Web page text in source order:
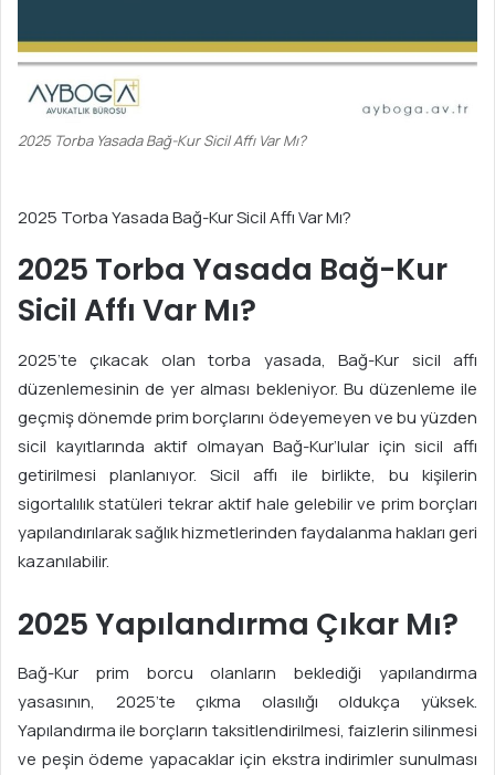
2025 Torba Yasada Bağ-Kur Sicil Affı Var Mı?
2025 Torba Yasada Bağ-Kur Sicil Affı Var Mı?
2025 Torba Yasada Bağ-Kur
Sicil Affı Var Mı?
2025’te çıkacak olan torba yasada, Bağ-Kur sicil affı
düzenlemesinin de yer alması bekleniyor. Bu düzenleme ile
geçmiş dönemde prim borçlarını ödeyemeyen ve bu yüzden
sicil kayıtlarında aktif olmayan Bağ-Kur’lular için sicil affı
getirilmesi planlanıyor. Sicil affı ile birlikte, bu kişilerin
sigortalılık statüleri tekrar aktif hale gelebilir ve prim borçları
yapılandırılarak sağlık hizmetlerinden faydalanma hakları geri
kazanılabilir.
2025 Yapılandırma Çıkar Mı?
Bağ-Kur prim borcu olanların beklediği yapılandırma
yasasının, 2025’te çıkma olasılığı oldukça yüksek.
Yapılandırma ile borçların taksitlendirilmesi, faizlerin silinmesi
ve peşin ödeme yapacaklar için ekstra indirimler sunulması